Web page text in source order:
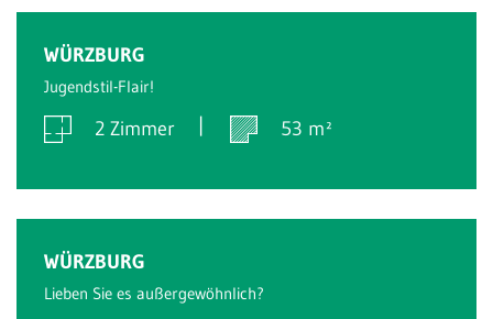
WÜRZBURG
Jugendstil-Flair!
2 Zimmer 53 m²
WÜRZBURG
Lieben Sie es außergewöhnlich?